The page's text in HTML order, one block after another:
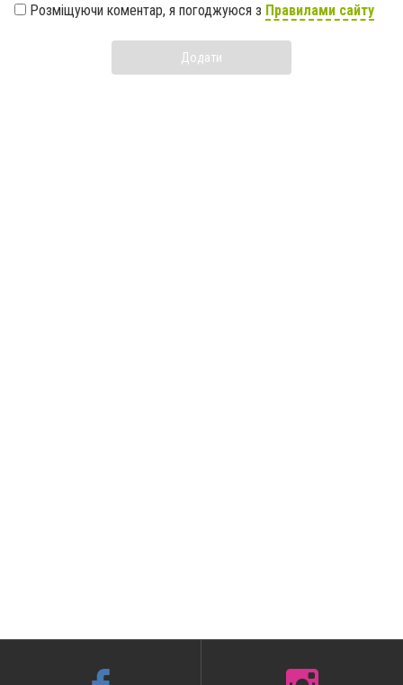
Розміщуючи коментар, я погоджуюся з Правилами сайту
Додати